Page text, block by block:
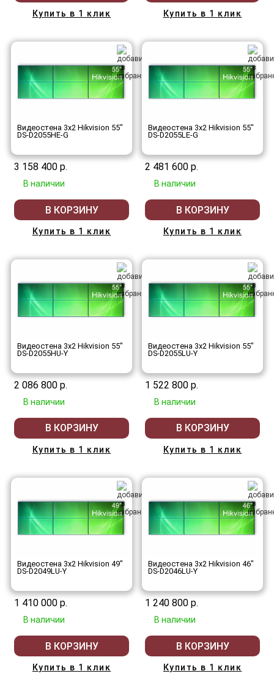
Купить в 1 клик Купить в 1 клик
Видеостена 3x2 Hikvision 55"
DS-D2055HE-G
3 158 400 р.
В наличии
В КОРЗИНУ
Купить в 1 клик
Видеостена 3x2 Hikvision 55"
DS-D2055LE-G
2 481 600 р.
В наличии
В КОРЗИНУ
Купить в 1 клик
Видеостена 3x2 Hikvision 55"
DS-D2055HU-Y
2 086 800 р.
В наличии
В КОРЗИНУ
Купить в 1 клик
Видеостена 3x2 Hikvision 55"
DS-D2055LU-Y
1 522 800 р.
В наличии
В КОРЗИНУ
Купить в 1 клик
Видеостена 3x2 Hikvision 49"
DS-D2049LU-Y
1 410 000 р.
В наличии
В КОРЗИНУ
Купить в 1 клик
Видеостена 3x2 Hikvision 46"
DS-D2046LU-Y
1 240 800 р.
В наличии
В КОРЗИНУ
Купить в 1 клик